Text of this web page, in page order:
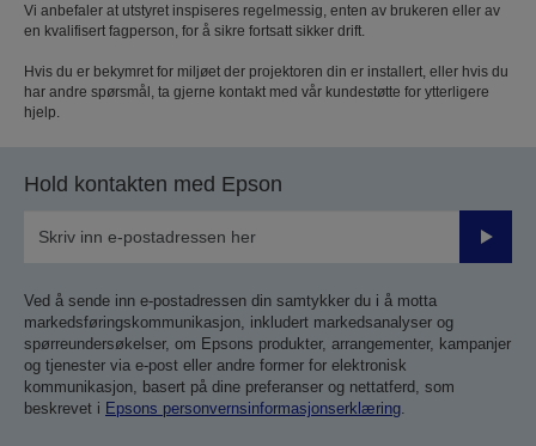
Vi anbefaler at utstyret inspiseres regelmessig, enten av brukeren eller av
en kvalifisert fagperson, for å sikre fortsatt sikker drift.
Hvis du er bekymret for miljøet der projektoren din er installert, eller hvis du
har andre spørsmål, ta gjerne kontakt med vår kundestøtte for ytterligere
hjelp.
Hold kontakten med Epson
Send
Ved å sende inn e-postadressen din samtykker du i å motta
markedsføringskommunikasjon, inkludert markedsanalyser og
spørreundersøkelser, om Epsons produkter, arrangementer, kampanjer
og tjenester via e-post eller andre former for elektronisk
kommunikasjon, basert på dine preferanser og nettatferd, som
beskrevet i Epsons personvernsinformasjonserklæring